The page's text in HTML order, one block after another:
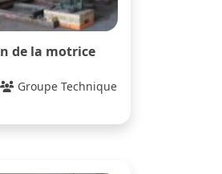
de la motrice
Groupe Technique